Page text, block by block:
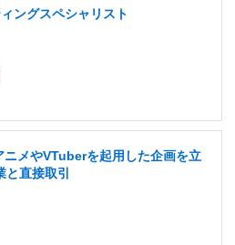
ングスペシャリスト
メやVTuberを起用した企画を立
と直接取引